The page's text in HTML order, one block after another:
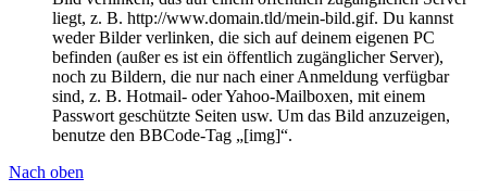
liegt, z. B. http://www.domain.tld/mein-bild.gif. Du kannst
weder Bilder verlinken, die sich auf deinem eigenen PC
befinden (außer es ist ein öffentlich zugänglicher Server),
noch zu Bildern, die nur nach einer Anmeldung verfügbar
sind, z. B. Hotmail- oder Yahoo-Mailboxen, mit einem
Passwort geschützte Seiten usw. Um das Bild anzuzeigen,
benutze den BBCode-Tag „[img]“.
Nach oben